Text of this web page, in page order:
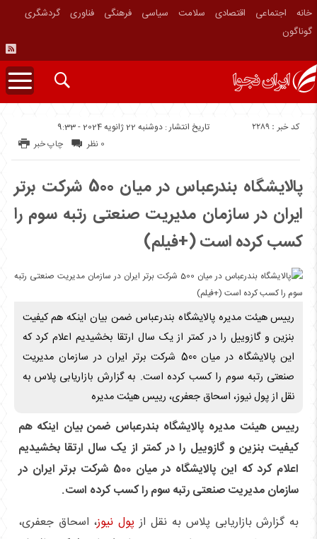
خانه اجتماعی اقتصادی سلامت سیاسی فرهنگی فناوری
گردشگری
گوناگون
تاریخ انتشار : دوشنبه 22 ژانویه 2024 - 9:33 کد خبر : 2289
چاپ خبر 0 نظر
پالایشگاه بندرعباس در میان 500 شرکت برتر
ایران در سازمان مدیریت صنعتی رتبه سوم را
کسب کرده است (+فیلم)
رییس هیئت مدیره پالایشگاه بندرعباس ضمن بیان اینکه هم کیفیت
بنزین و گازوییل را در کمتر از یک سال ارتقا بخشیدیم اعلام کرد که
این پالایشگاه در میان 500 شرکت برتر ایران در سازمان مدیریت
صنعتی رتبه سوم را کسب کرده است. به گزارش بازاریابی پلاس به
نقل از پول نیوز، اسحاق جعفری، رییس هیئت مدیره
رییس هیئت مدیره پالایشگاه بندرعباس ضمن بیان اینکه هم
کیفیت بنزین و گازوییل را در کمتر از یک سال ارتقا بخشیدیم
اعلام کرد که این پالایشگاه در میان 500 شرکت برتر ایران در
سازمان مدیریت صنعتی رتبه سوم را کسب کرده است.
به گزارش بازاریابی پلاس به نقل از پول نیوز، اسحاق جعفری،